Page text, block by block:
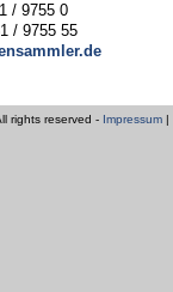
/ 9755 0
/ 9755 55
rights reserved - Impressum |